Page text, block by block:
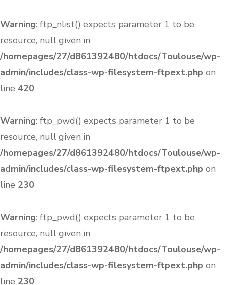
Warning: ftp_nlist() expects parameter 1 to be
resource, null given in
/homepages/27/d861392480/htdocs/Toulouse/wp-
admin/includes/class-wp-filesystem-ftpext.php on
line 420
Warning: ftp_pwd() expects parameter 1 to be
resource, null given in
/homepages/27/d861392480/htdocs/Toulouse/wp-
admin/includes/class-wp-filesystem-ftpext.php on
line 230
Warning: ftp_pwd() expects parameter 1 to be
resource, null given in
/homepages/27/d861392480/htdocs/Toulouse/wp-
admin/includes/class-wp-filesystem-ftpext.php on
line 230